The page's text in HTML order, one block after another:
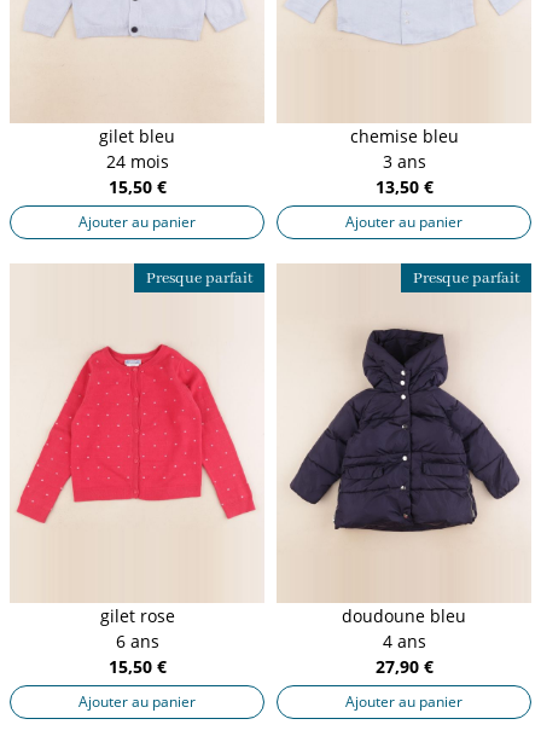
gilet bleu
24 mois
15,50 €
Ajouter au panier
chemise bleu
3 ans
13,50 €
Ajouter au panier
Presque parfait
gilet rose
6 ans
15,50 €
Ajouter au panier
Presque parfait
doudoune bleu
4 ans
27,90 €
Ajouter au panier